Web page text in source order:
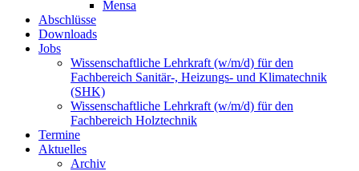
Mensa
Abschlüsse
Downloads
Jobs
Wissenschaftliche Lehrkraft (w/m/d) für den
Fachbereich Sanitär-, Heizungs- und Klimatechnik
(SHK)
Wissenschaftliche Lehrkraft (w/m/d) für den
Fachbereich Holztechnik
Termine
Aktuelles
Archiv